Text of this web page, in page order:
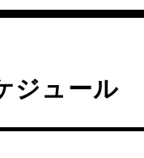
ジュール